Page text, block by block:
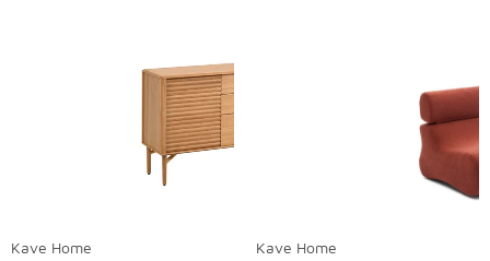
Kave Home
Kave Home